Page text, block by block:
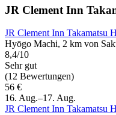
JR Clement Inn
JR Clement Inn Takamatsu
Hyōgo Machi, 2 km von
8,4/10
Sehr gut
(12 Bewertungen)
56 €
16. Aug.–17. Aug.
JR Clement Inn Takamatsu